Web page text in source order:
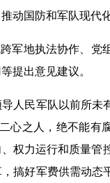
动国防和军队现代
军地执法协作、党
提出意见建议。
人民军队以前所未
心之人，绝不能有
权力运行和质量管
搞好军费供需动态